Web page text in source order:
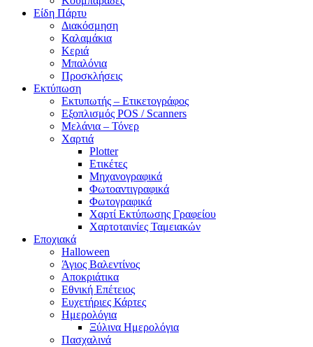
Είδη Πάρτυ
Διακόσμηση
Καλαμάκια
Κεριά
Μπαλόνια
Προσκλήσεις
Εκτύπωση
Εκτυπωτής – Ετικετογράφος
Εξοπλισμός POS / Scanners
Μελάνια – Τόνερ
Χαρτιά
Plotter
Ετικέτες
Μηχανογραφικά
Φωτοαντιγραφικά
Φωτογραφικά
Χαρτί Εκτύπωσης Γραφείου
Χαρτοταινίες Ταμειακών
Εποχιακά
Halloween
Άγιος Βαλεντίνος
Αποκριάτικα
Εθνική Επέτειος
Ευχετήριες Κάρτες
Ημερολόγια
Ξύλινα Ημερολόγια
Πασχαλινά